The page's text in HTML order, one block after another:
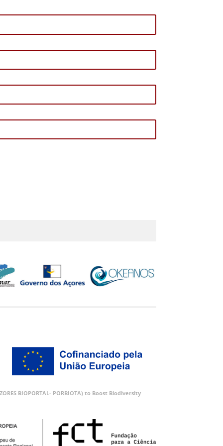
BIOPORTAL- PORBIOTA) to Boost Biodiversity